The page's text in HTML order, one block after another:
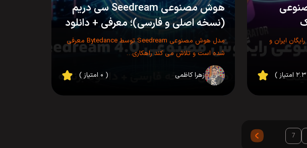
ایران و
هوش مصنوعی Seedream سی دریم
(نسخه اصلی و فارسی)؛ معرفی + دانلود
مدل هوش مصنوعی Seedream توسط Bytedance معرفی
شده است و تلاش می کند راهکاری…
زهرا کاظمی ( ۰ امتیاز )
7